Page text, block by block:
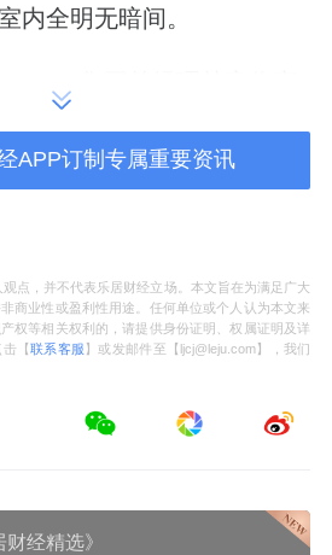
内全明无暗间。
恒温泳池、健身区、红酒
密度远高于常规大盘。
高端服务团队负责，社区内
汇滨江和衡复风貌区的双
APP订制专属重要资讯
点，并不代表乐居财经立场。本文旨在为满足广大
商业性或盈利性用途。任何单位或个人认为本文来
权等相关权利的，请提供身份证明、权属证明及详
击【联系客服 】或发邮件至【ljcj@leju.com】，我们
财经精选》